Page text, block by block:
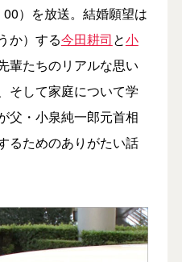
00）を放送。結婚願望は
か）する今田耕司と小
輩たちのリアルな思い
そして家庭について学
父・小泉純一郎元首相
るためのありがたい話